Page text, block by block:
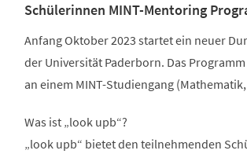
Schülerinnen MINT-Mentoring
Anfang Oktober 2023 startet ein neuer
der Universität Paderborn. Das
an einem MINT-Studiengang
Was ist „look upb“?
„look upb“ bietet den teilnehmenden